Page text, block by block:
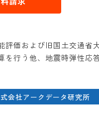
評価および旧国土交通省
を行う他、地震時弾性応
会社アークデータ研究所